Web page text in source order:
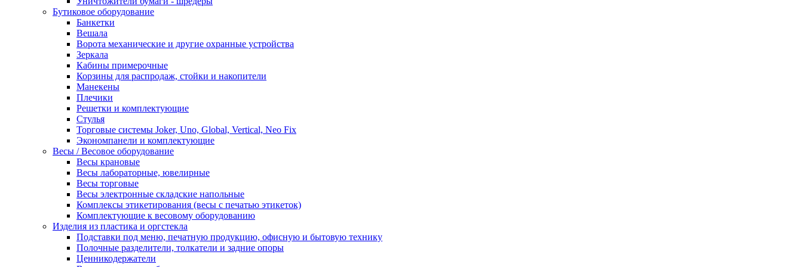
Бутиковое оборудование
Банкетки
Вешала
Ворота механические и другие охранные устройства
Зеркала
Кабины примерочные
Корзины для распродаж, стойки и накопители
Манекены
Плечики
Решетки и комплектующие
Стулья
Торговые системы Joker, Uno, Global, Vertical, Neo Fix
Экономпанели и комплектующие
Весы / Весовое оборудование
Весы крановые
Весы лабораторные, ювелирные
Весы торговые
Весы электронные складские напольные
Комплексы этикетирования (весы с печатью этикеток)
Комплектующие к весовому оборудованию
Изделия из пластика и оргстекла
Подставки под меню, печатную продукцию, офисную и бытовую технику
Полочные разделители, толкатели и задние опоры
Ценникодержатели